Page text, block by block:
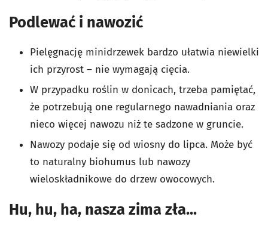
Podlewać i nawozić
Pielęgnację minidrzewek bardzo ułatwia niewielki
ich przyrost – nie wymagają cięcia.
W przypadku roślin w donicach, trzeba pamiętać,
że potrzebują one regularnego nawadniania oraz
nieco więcej nawozu niż te sadzone w gruncie.
Nawozy podaje się od wiosny do lipca. Może być
to naturalny biohumus lub nawozy
wieloskładnikowe do drzew owocowych.
Hu, hu, ha, nasza zima zła...